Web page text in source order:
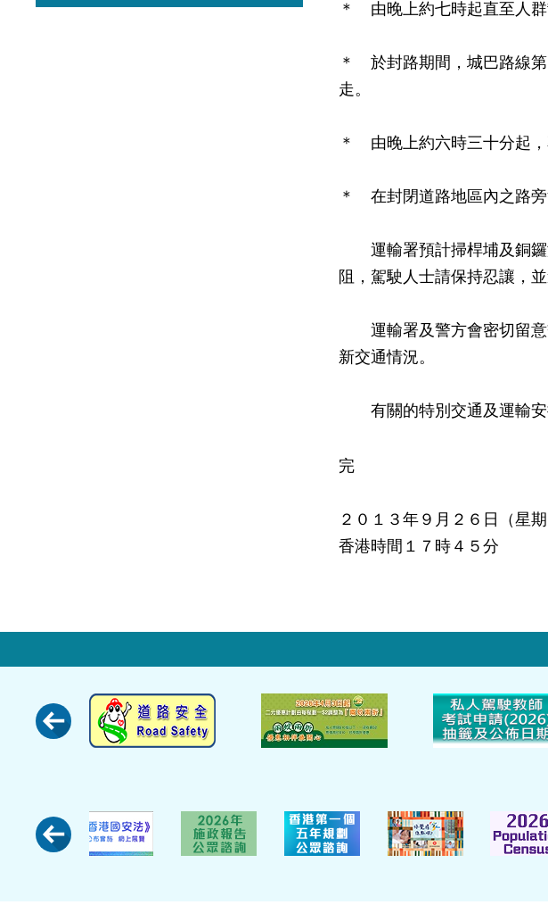
＊ 由晚上約七時起直至人群
＊ 於封路期間，城巴路線
走。
＊ 由晚上約六時三十分起，
＊ 在封閉道路地區內之路旁
運輸署預計掃桿埔及銅鑼
阻，駕駛人士請保持忍讓，
運輸署及警方會密切留意
新交通情況。
有關的特別交通及運輸安
完
２０１３年９月２６日（星期
香港時間１７時４５分